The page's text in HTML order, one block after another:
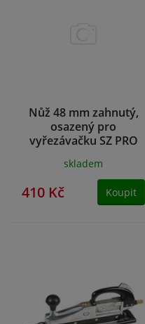
Nůž 48 mm zahnutý,
osazený pro
vyřezávačku SZ PRO
skladem
410 Kč Koupit